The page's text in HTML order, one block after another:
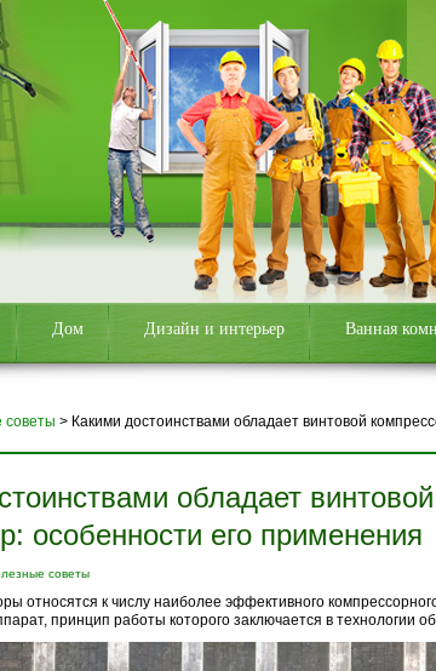
Дом Дизайн и интерьер Ванная
советы > Какими достоинствами обладает винтовой
обладает винтовой
особенности его применения
советы
относятся к числу наиболее эффективного
принцип работы которого заключается в технологии